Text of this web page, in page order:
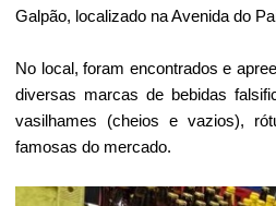
Galpão, localizado na Avenida do
No local, foram encontrados e
diversas marcas de bebidas
vasilhames (cheios e vazios),
famosas do mercado.